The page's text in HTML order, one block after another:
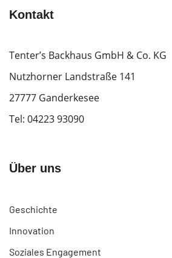
Kontakt
Tenter’s Backhaus GmbH & Co. KG
Nutzhorner Landstraße 141
27777 Ganderkesee
Tel: 04223 93090
Über uns
Geschichte
Innovation
Soziales Engagement